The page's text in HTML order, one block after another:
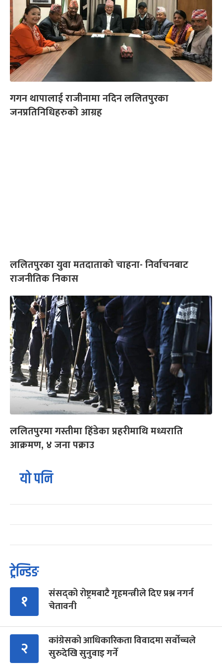
गगन थापालाई राजीनामा नदिन ललितपुरका
जनप्रतिनिधिहरुको आग्रह
ललितपुरका युवा मतदाताको चाहना- निर्वाचनबाट
राजनीतिक निकास
ललितपुरमा गस्तीमा हिंडेका प्रहरीमाथि मध्यराति
आक्रमण, ४ जना पक्राउ
यो पनि
ट्रेन्डिङ
१
संसद्को रोष्ट्रमबाटै गृहमन्त्रीले दिए प्रश्न नगर्न
चेतावनी
२
कांग्रेसको आधिकारिकता विवादमा सर्वोच्चले
सुरुदेखि सुनुवाइ गर्ने